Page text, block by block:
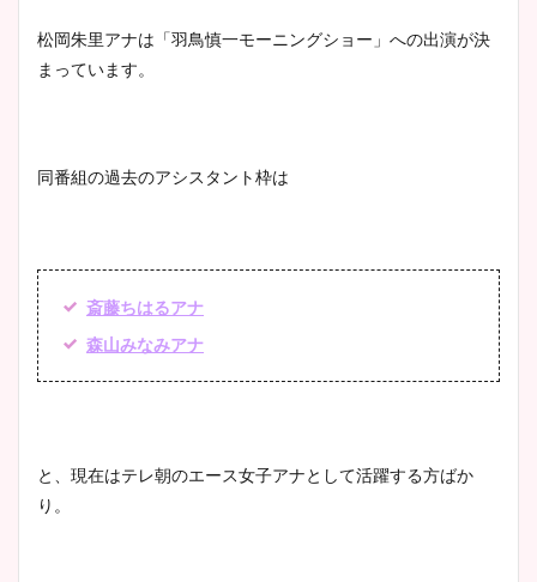
松岡朱里アナは「羽鳥慎一モーニングショー」への出演が決
まっています。
同番組の過去のアシスタント枠は
斎藤ちはるアナ
森山みなみアナ
と、現在はテレ朝のエース女子アナとして活躍する方ばか
り。